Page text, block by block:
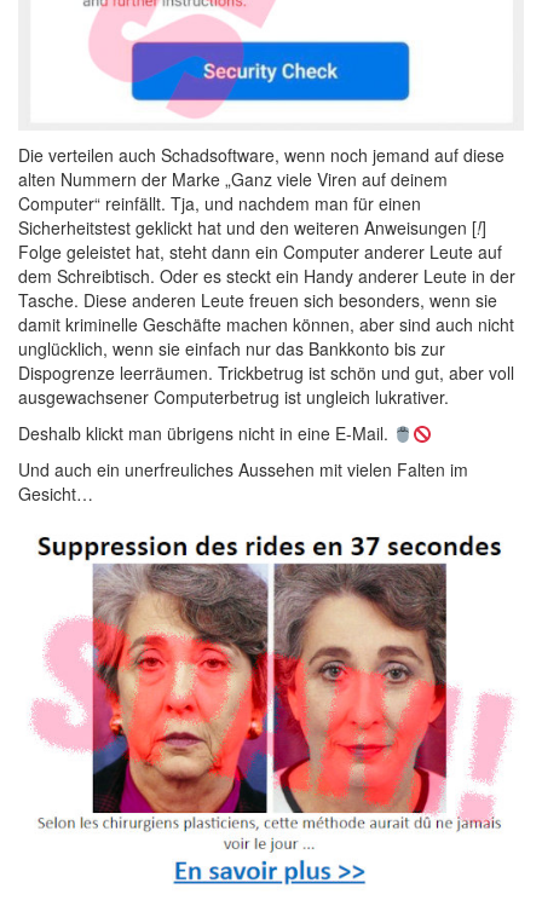
Die verteilen auch Schadsoftware, wenn noch jemand auf diese
alten Nummern der Marke „Ganz viele Viren auf deinem
Computer“ reinfällt. Tja, und nachdem man für einen
Sicherheitstest geklickt hat und den weiteren Anweisungen [!]
Folge geleistet hat, steht dann ein Computer anderer Leute auf
dem Schreibtisch. Oder es steckt ein Handy anderer Leute in der
Tasche. Diese anderen Leute freuen sich besonders, wenn sie
damit kriminelle Geschäfte machen können, aber sind auch nicht
unglücklich, wenn sie einfach nur das Bankkonto bis zur
Dispogrenze leerräumen. Trickbetrug ist schön und gut, aber voll
ausgewachsener Computerbetrug ist ungleich lukrativer.
Deshalb klickt man übrigens nicht in eine E-Mail.
Und auch ein unerfreuliches Aussehen mit vielen Falten im
Gesicht…